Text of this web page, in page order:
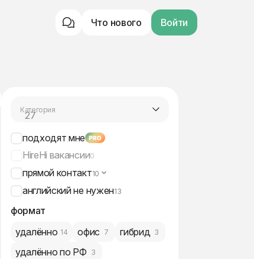
Что нового Войти
Категория
разработка
27
подходят мне
HireHi вакансии0
прямой контакт10
английский не нужен13
формат
удалённо 14 офис 7 гибрид 3
удалённо по РФ 3